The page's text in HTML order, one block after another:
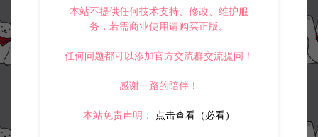
三网H5益智游戏【小火车货运H5】12月最新整理Linux手工服务端+Win一键服务端+逆向前端源码+解压即玩+简易安卓客户端+详细搭建教程
本站不提供任何技术支持、修改、维护服
务，若需商业使用请购买正版。
任何问题都可以添加官方交流群交流提问！
感谢一路的陪伴！
本站免责声明： 点击查看（必看）